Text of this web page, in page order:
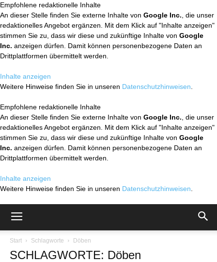
Empfohlene redaktionelle Inhalte
An dieser Stelle finden Sie externe Inhalte von Google Inc. , die unser
redaktionelles Angebot ergänzen. Mit dem Klick auf "Inhalte anzeigen"
stimmen Sie zu, dass wir diese und zukünftige Inhalte von Google
Inc. anzeigen dürfen. Damit können personenbezogene Daten an
Drittplattformen übermittelt werden.
Inhalte anzeigen
Weitere Hinweise finden Sie in unseren Datenschutzhinweisen
Empfohlene redaktionelle Inhalte
An dieser Stelle finden Sie externe Inhalte von Google Inc. , die unser
redaktionelles Angebot ergänzen. Mit dem Klick auf "Inhalte anzeigen"
stimmen Sie zu, dass wir diese und zukünftige Inhalte von Google
Inc. anzeigen dürfen. Damit können personenbezogene Daten an
Drittplattformen übermittelt werden.
Inhalte anzeigen
Weitere Hinweise finden Sie in unseren Datenschutzhinweisen
Start Schlagworte Döben
SCHLAGWORTE: Döben